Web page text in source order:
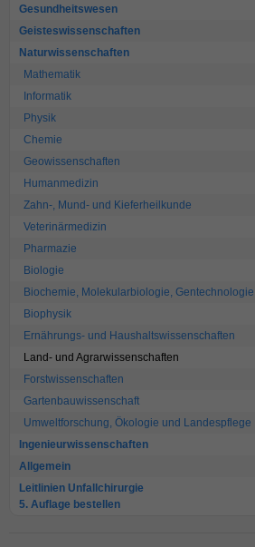
Gesundheitswesen
Geisteswissenschaften
Naturwissenschaften
Mathematik
Informatik
Physik
Chemie
Geowissenschaften
Humanmedizin
Zahn-, Mund- und Kieferheilkunde
Veterinärmedizin
Pharmazie
Biologie
Biochemie, Molekularbiologie, Gentechnologie
Biophysik
Ernährungs- und Haushaltswissenschaften
Land- und Agrarwissenschaften
Forstwissenschaften
Gartenbauwissenschaft
Umweltforschung, Ökologie und Landespflege
Ingenieurwissenschaften
Allgemein
Leitlinien Unfallchirurgie
5. Auflage bestellen